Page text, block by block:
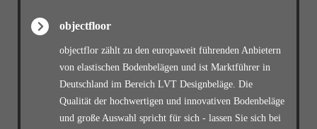
objectfloor
objectflor zählt zu den europaweit führenden Anbietern
von elastischen Bodenbelägen und ist Marktführer in
Deutschland im Bereich LVT Designbeläge. Die
Qualität der hochwertigen und innovativen Bodenbeläge
und große Auswahl spricht für sich - lassen Sie sich bei